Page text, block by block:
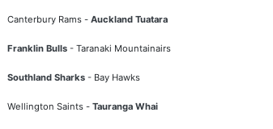
Canterbury Rams - Auckland Tuatara
Franklin Bulls - Taranaki Mountainairs
Southland Sharks - Bay Hawks
Wellington Saints - Tauranga Whai